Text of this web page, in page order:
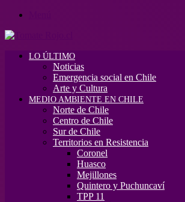
LO ÚLTIMO
Noticias
Emergencia social en Chile
Arte y Cultura
MEDIO AMBIENTE EN CHILE
Norte de Chile
Centro de Chile
Sur de Chile
Territorios en Resistencia
Coronel
Huasco
Mejillones
Quintero y Puchuncaví
TPP 11